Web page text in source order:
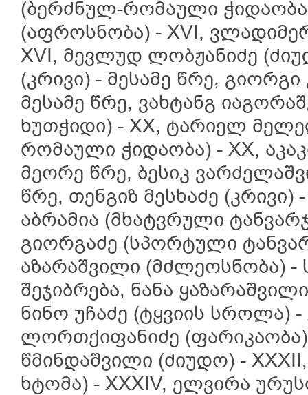
(ბერძნულ-რომაული
(აფროსნობა) - XVI,
XVI, მევლუდ ლობჟანიძე
(კრივი) - მესამე წრე,
მესამე წრე, ვახტანგ
ხუთჭიდი) - XX, ტარიელ
რომაული ჭიდაობა) - XX,
მეორე წრე, ბესიკ
წრე, თენგიზ მესხაძე (კრივი)
აბრამია (მხატვრული
გიორგაძე (სპორტული
აზარაშვილი (მძლეოსნობა) -
შეჯიბრება, ნანა
ნინო უჩაძე (ტყვიის სროლა)
ლორთქიფანიძე
წმინდაშვილი (ძიუდო) -
ხტომა) - XXXIV, ელვირა